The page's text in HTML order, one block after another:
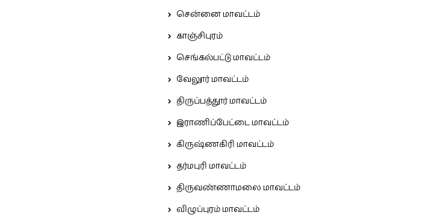
சென்னை மாவட்டம்
காஞ்சிபுரம்
செங்கல்பட்டு மாவட்டம்
வேலூர் மாவட்டம்
திருப்பத்தூர் மாவட்டம்
இராணிப்பேட்டை மாவட்டம்
கிருஷ்ணகிரி மாவட்டம்
தர்மபுரி மாவட்டம்
திருவண்ணாமலை மாவட்டம்
விழுப்புரம் மாவட்டம்